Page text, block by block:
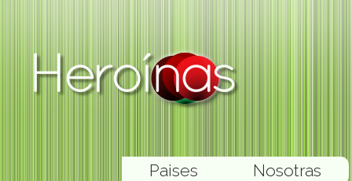
Nosotras
Paises